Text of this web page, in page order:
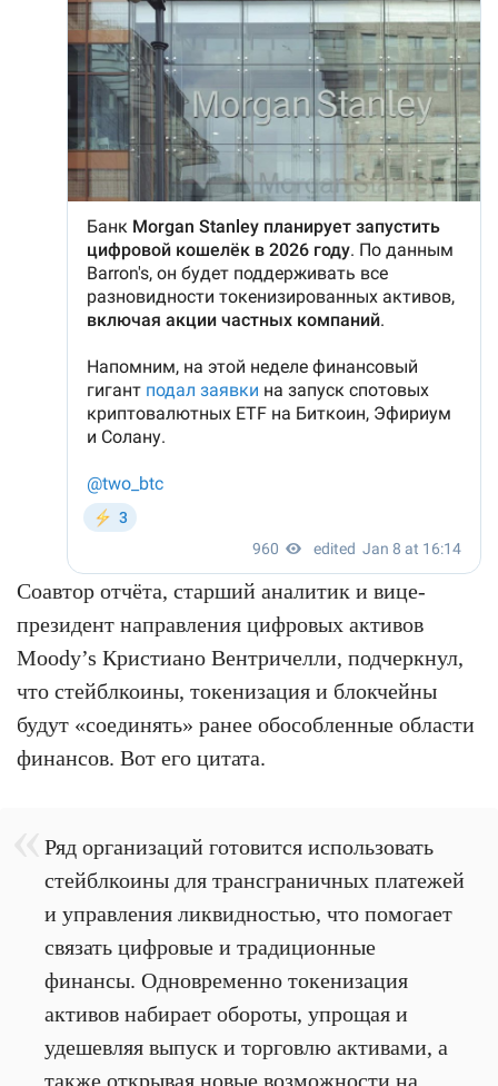
Соавтор отчёта, старший аналитик и вице-
президент направления цифровых активов
Moody’s Кристиано Вентричелли, подчеркнул,
что стейблкоины, токенизация и блокчейны
будут «соединять» ранее обособленные области
финансов. Вот его цитата.
Ряд организаций готовится использовать
стейблкоины для трансграничных платежей
и управления ликвидностью, что помогает
связать цифровые и традиционные
финансы. Одновременно токенизация
активов набирает обороты, упрощая и
удешевляя выпуск и торговлю активами, а
также открывая новые возможности на